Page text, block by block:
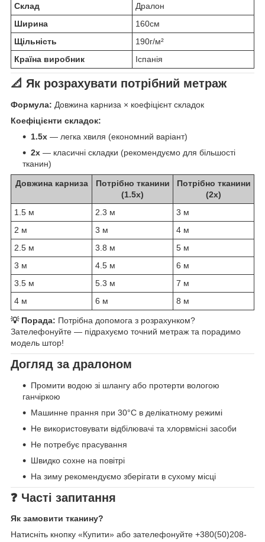
Склад
Дралон
Ширина
160см
Щільність
190г/м²
Країна виробник
Іспанія
📐 Як розрахувати потрібний метраж
Формула: Довжина карниза × коефіцієнт складок
Коефіцієнти складок:
1.5x — легка хвиля (економний варіант)
2x — класичні складки (рекомендуємо для більшості
тканин)
Довжина карниза
Потрібно тканини
(1.5x)
Потрібно тканини
(2x)
1.5 м
2.3 м
3 м
2 м
3 м
4 м
2.5 м
3.8 м
5 м
3 м
4.5 м
6 м
3.5 м
5.3 м
7 м
4 м
6 м 8 м
💡 Порада: Потрібна допомога з розрахунком?
Зателефонуйте — підрахуємо точний метраж та порадимо
модель штор!
Догляд за дралоном
Промити водою зі шлангу або протерти вологою
ганчіркою
Машинне прання при 30°C в делікатному режимі
Не використовувати відбілювачі та хлорвмісні засоби
Не потребує прасування
Швидко сохне на повітрі
На зиму рекомендуємо зберігати в сухому місці
❓ Часті запитання
Як замовити тканину?
Натисніть кнопку «Купити» або зателефонуйте +380(50)208-